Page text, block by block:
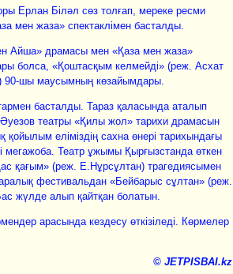
Ерлан Біләл сөз толғап, мереке ресми
мен жаза» спектаклімен басталды.
Айша» драмасы мен «Қаза мен жаза»
болса, «Қоштасқым келмейді» (реж. Асхат
шы маусымның көзайымдары.
басталды. Тараз қаласында аталып
театры «Қилы жол» тарихи драмасын
еліміздің сахна өнері тарихындағы
мегажоба. Театр ұжымы Қыр­ғызстанда өткен
қағым» (реж. Е.Нұрсұлтан) трагедиясымен
фестивальдан «Бейбарыс сұлтан» (реж.
жүлде алып қайтқан болатын.
арасында кездесу өткізіледі. Көрмелер
© JETPISBAI.kz